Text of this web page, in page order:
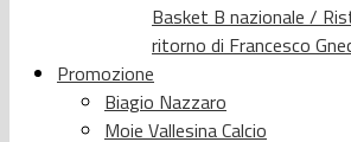
Basket B nazionale /
ritorno di Francesco
Promozione
Biagio Nazzaro
Moie Vallesina Calcio